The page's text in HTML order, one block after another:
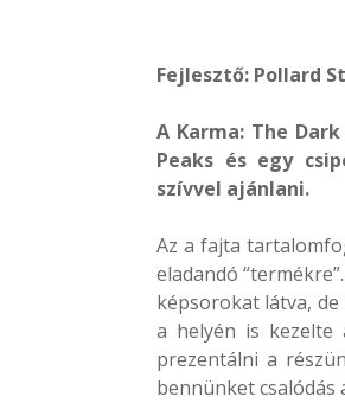
Fejlesztő: Pollard
A Karma: The
Peaks és egy
szívvel ajánlani.
Az a fajta
eladandó
képsorokat látva,
a helyén is
prezentálni a
bennünket csalódás